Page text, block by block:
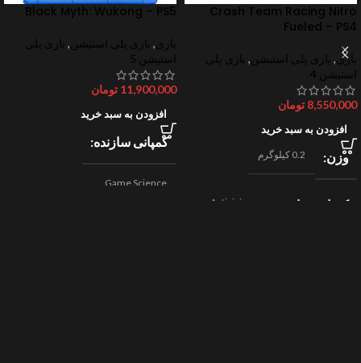
Crash Team Racing Nitro
Fueled – PS4
بازی, بازی پلی استیشن , بازی پلی
استیشن 4
8,550,000 تومان
افزودن به سبد خرید
وزن 0.2 کیلوگرم
کمپانی سازنده
Activision
Black Myth: Wukong – PS5
بازی, بازی پلی استیشن , بازی پلی
استیشن 5
11,900,000 تومان
افزودن به سبد خرید
کمپانی سازنده
Game Science